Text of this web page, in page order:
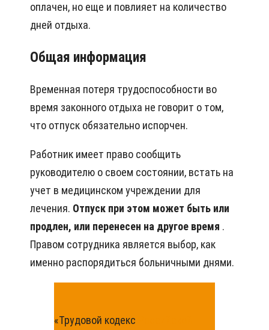
оплачен, но еще и повлияет на количество
дней отдыха.
Общая информация
Временная потеря трудоспособности во
время законного отдыха не говорит о том,
что отпуск обязательно испорчен.
Работник имеет право сообщить
руководителю о своем состоянии, встать на
учет в медицинском учреждении для
лечения. Отпуск при этом может быть или
продлен, или перенесен на другое время .
Правом сотрудника является выбор, как
именно распорядиться больничными днями.
«Трудовой кодекс